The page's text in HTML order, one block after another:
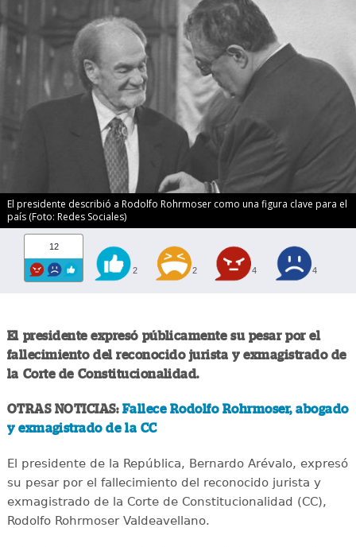
El presidente describió a Rodolfo Rohrmoser como una figura clave para el
país (Foto: Redes Sociales)
12
2 2 4 4
El presidente expresó públicamente su pesar por el
fallecimiento del reconocido jurista y exmagistrado de
la Corte de Constitucionalidad.
OTRAS NOTICIAS: Fallece Rodolfo Rohrmoser, abogado
y exmagistrado de la CC
El presidente de la República, Bernardo Arévalo, expresó
su pesar por el fallecimiento del reconocido jurista y
exmagistrado de la Corte de Constitucionalidad (CC),
Rodolfo Rohrmoser Valdeavellano.